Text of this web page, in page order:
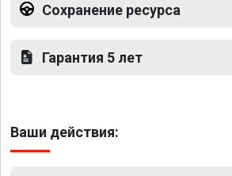
Сохранение ресурса
Гарантия 5 лет
Ваши действия: